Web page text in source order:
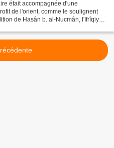
était accompagnée d'une
de l'orient, comme le soulignent
de Hasân b. al-Nucmân, l'Ifrîqiya